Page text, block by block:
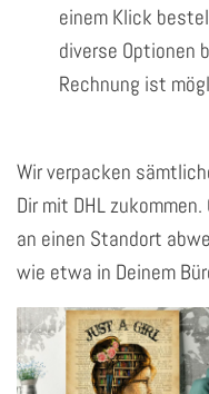
einem Klick
diverse Optionen
Rechnung ist
Wir verpacken
Dir mit DHL
an einen Standort
wie etwa in Deinem